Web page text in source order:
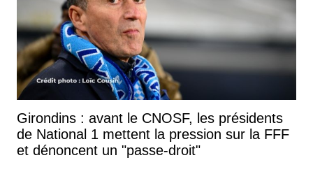
Girondins : avant le CNOSF, les présidents
de National 1 mettent la pression sur la FFF
et dénoncent un "passe-droit"